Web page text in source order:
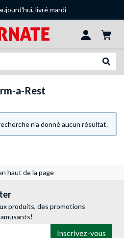
livré mardi
a-Rest
n'a donné aucun résultat.
haut de la page
produits, des promotions
Inscrivez-vous